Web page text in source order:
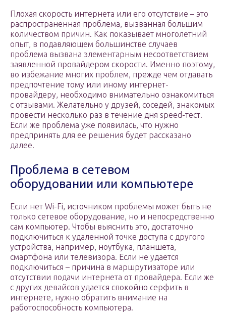
Плохая скорость интернета или его отсутствие – это
распространенная проблема, вызванная большим
количеством причин. Как показывает многолетний
опыт, в подавляющем большинстве случаев
проблема вызвана элементарным несоответствием
заявленной провайдером скорости. Именно поэтому,
во избежание многих проблем, прежде чем отдавать
предпочтение тому или иному интернет-
провайдеру, необходимо внимательно ознакомиться
с отзывами. Желательно у друзей, соседей, знакомых
провести несколько раз в течение дня speed-тест.
Если же проблема уже появилась, что нужно
предпринять для ее решения будет рассказано
далее.
Проблема в сетевом
оборудовании или компьютере
Если нет Wi-Fi, источником проблемы может быть не
только сетевое оборудование, но и непосредственно
сам компьютер. Чтобы выяснить это, достаточно
подключиться к удаленной точке доступа с другого
устройства, например, ноутбука, планшета,
смартфона или телевизора. Если не удается
подключиться – причина в маршрутизаторе или
отсутствии подачи интернета от провайдера. Если же
с других девайсов удается спокойно серфить в
интернете, нужно обратить внимание на
работоспособность компьютера.